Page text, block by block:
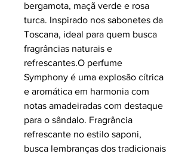
bergamota, maçã verde e rosa
turca. Inspirado nos sabonetes da
Toscana, ideal para quem busca
fragrâncias naturais e
refrescantes.O perfume
Symphony é uma explosão cítrica
e aromática em harmonia com
notas amadeiradas com destaque
para o sândalo. Fragrância
refrescante no estilo saponi,
busca lembranças dos tradicionais